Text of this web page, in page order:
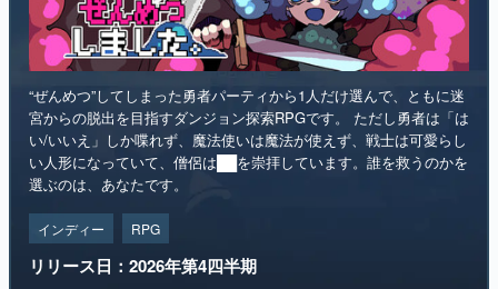
“ぜんめつ”してしまった勇者パーティから1人だけ選んで、ともに迷
宮からの脱出を目指すダンジョン探索RPGです。 ただし勇者は「は
い/いいえ」しか喋れず、魔法使いは魔法が使えず、戦士は可愛らし
い人形になっていて、僧侶は██を崇拝しています。誰を救うのかを
選ぶのは、あなたです。
インディー RPG
リリース日：2026年第4四半期